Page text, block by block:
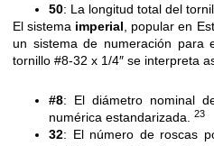
50: La longitud total del
El sistema imperial , popular en
un sistema de numeración para
tornillo #8-32 x 1/4″ se interpreta
#8: El diámetro nominal
numérica estandarizada.
23
32: El número de roscas